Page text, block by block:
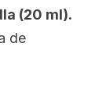
(20 ml).
de